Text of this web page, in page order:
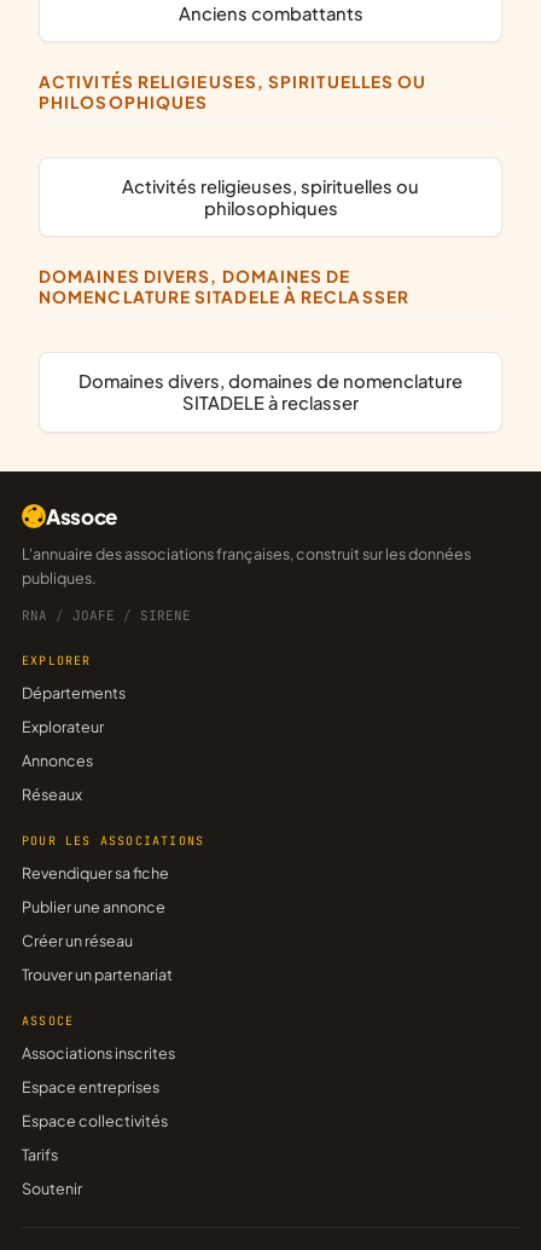
anciens combattants
ACTIVITÉS RELIGIEUSES, SPIRITUELLES OU
PHILOSOPHIQUES
activités religieuses, spirituelles ou
philosophiques
DOMAINES DIVERS, DOMAINES DE
NOMENCLATURE SITADELE À RECLASSER
domaines divers, domaines de nomenclature
SITADELE à reclasser
Assoce
L'annuaire des associations françaises, construit sur les données
publiques.
RNA / JOAFE / SIRENE
EXPLORER
Départements
Explorateur
Annonces
Réseaux
POUR LES ASSOCIATIONS
Revendiquer sa fiche
Publier une annonce
Créer un réseau
Trouver un partenariat
ASSOCE
Associations inscrites
Espace entreprises
Espace collectivités
Tarifs
Soutenir